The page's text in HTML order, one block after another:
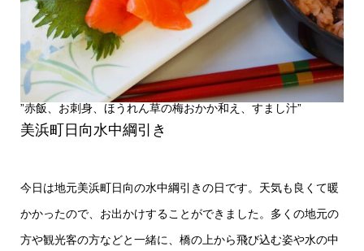
”赤飯、お刺身、ほうれん草の梅おかか和え、すまし汁”
美浜町日向水中綱引き
今日は地元美浜町日向の水中綱引きの日です。天気も良くて暖
かかったので、お出かけすることができました。多くの地元の
方や観光客の方などと一緒に、橋の上から飛び込む姿や水の中